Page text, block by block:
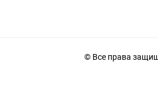
© Все права